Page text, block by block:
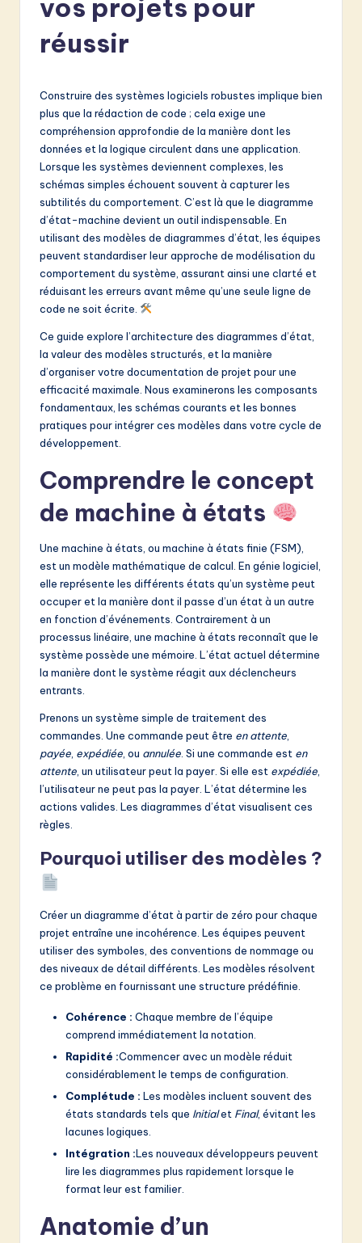
L
in
A
&
o
w
ti
o
vos projets pour
réussir
Construire des systèmes logiciels robustes implique bien
plus que la rédaction de code ; cela exige une
compréhension approfondie de la manière dont les
données et la logique circulent dans une application.
Lorsque les systèmes deviennent complexes, les
schémas simples échouent souvent à capturer les
subtilités du comportement. C’est là que le diagramme
d’état-machine devient un outil indispensable. En
utilisant des modèles de diagrammes d’état, les équipes
peuvent standardiser leur approche de modélisation du
comportement du système, assurant ainsi une clarté et
réduisant les erreurs avant même qu’une seule ligne de
code ne soit écrite.
Ce guide explore l’architecture des diagrammes d’état,
la valeur des modèles structurés, et la manière
d’organiser votre documentation de projet pour une
efficacité maximale. Nous examinerons les composants
fondamentaux, les schémas courants et les bonnes
pratiques pour intégrer ces modèles dans votre cycle de
développement.
Comprendre le concept
de machine à états
Une machine à états, ou machine à états finie (FSM),
est un modèle mathématique de calcul. En génie logiciel,
elle représente les différents états qu’un système peut
occuper et la manière dont il passe d’un état à un autre
en fonction d’événements. Contrairement à un
processus linéaire, une machine à états reconnaît que le
système possède une mémoire. L’état actuel détermine
la manière dont le système réagit aux déclencheurs
entrants.
Prenons un système simple de traitement des
commandes. Une commande peut être en attente
payée expédiée , ou annulée . Si une commande est en
attente , un utilisateur peut la payer. Si elle est expédiée
l’utilisateur ne peut pas la payer. L’état détermine les
actions valides. Les diagrammes d’état visualisent ces
règles.
Pourquoi utiliser des modèles ?
Créer un diagramme d’état à partir de zéro pour chaque
projet entraîne une incohérence. Les équipes peuvent
utiliser des symboles, des conventions de nommage ou
des niveaux de détail différents. Les modèles résolvent
ce problème en fournissant une structure prédéfinie.
Cohérence : Chaque membre de l’équipe
comprend immédiatement la notation.
Rapidité :Commencer avec un modèle réduit
considérablement le temps de configuration.
Complétude : Les modèles incluent souvent des
états standards tels que Initialet Final, évitant les
lacunes logiques.
Intégration :Les nouveaux développeurs peuvent
lire les diagrammes plus rapidement lorsque le
format leur est familier.
Anatomie d’un